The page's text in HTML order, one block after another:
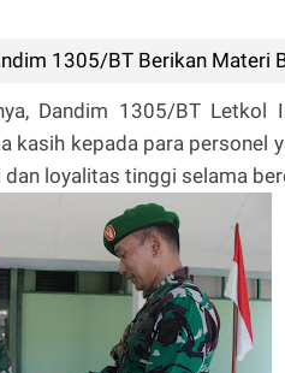
1305/BT Berikan Materi
Dandim 1305/BT Letkol
kasih kepada para personel
loyalitas tinggi selama